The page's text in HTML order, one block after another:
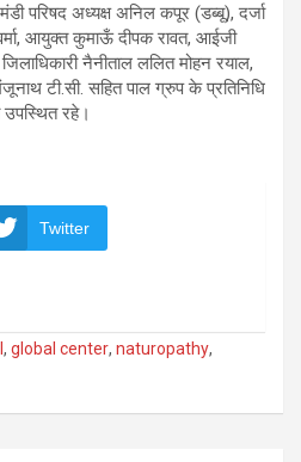
परिषद अध्यक्ष अनिल कपूर (डब्बू), दर्जा
आयुक्त कुमाऊँ दीपक रावत, आईजी
नैनीताल ललित मोहन रयाल,
टी.सी. सहित पाल ग्रुप के प्रतिनिधि
उपस्थित रहे।
Twitter
, global center, naturopathy,